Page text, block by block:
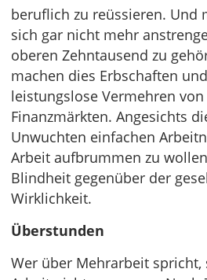
beruflich zu reüssieren. Und
sich gar nicht mehr
oberen Zehntausend zu
machen dies Erbschaften
leistungslose Vermehren
Finanzmärkten. Angesichts
Unwuchten einfachen
Arbeit aufbrummen zu
Blindheit gegenüber der
Wirklichkeit.
Überstunden
Wer über Mehrarbeit